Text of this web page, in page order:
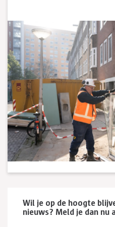
Wil je op de hoogte
nieuws? Meld je dan nu